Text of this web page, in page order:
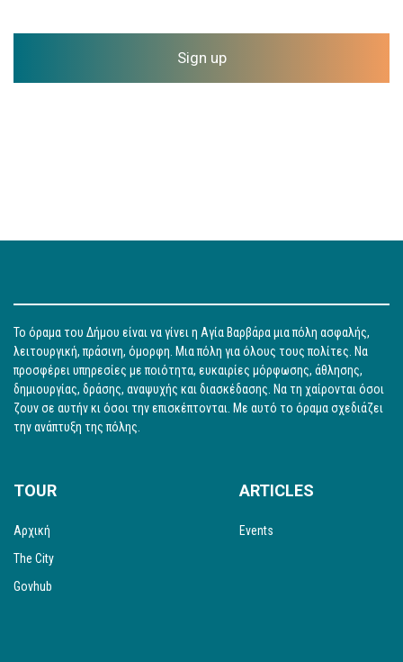
Sign up
Το όραμα του Δήμου είναι να γίνει η Αγία Βαρβάρα μια πόλη ασφαλής,
λειτουργική, πράσινη, όμορφη. Μια πόλη για όλους τους πολίτες. Να
προσφέρει υπηρεσίες με ποιότητα, ευκαιρίες μόρφωσης, άθλησης,
δημιουργίας, δράσης, αναψυχής και διασκέδασης. Να τη χαίρονται όσοι
ζουν σε αυτήν κι όσοι την επισκέπτονται. Με αυτό το όραμα σχεδιάζει
την ανάπτυξη της πόλης.
TOUR
Αρχική
The City
Govhub
ARTICLES
Events